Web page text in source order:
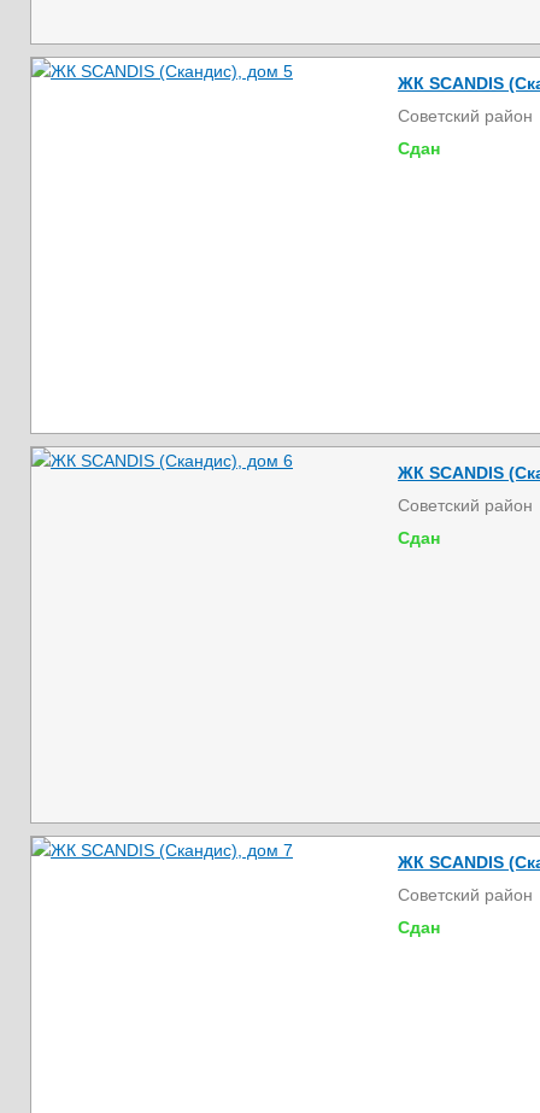
ЖК SCANDIS
Советский район
Сдан
ЖК SCANDIS
Советский район
Сдан
ЖК SCANDIS
Советский район
Сдан